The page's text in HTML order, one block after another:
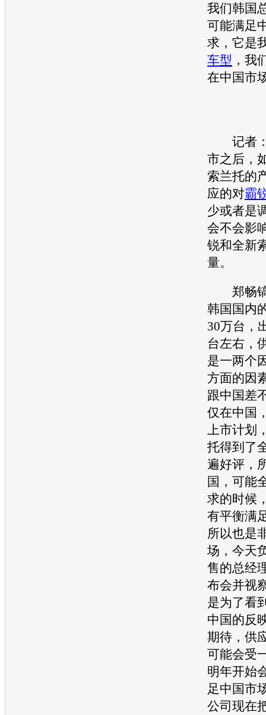
我们韩国
可能满足
求，它是
车型 ，我
在中国市
记者
市之后，
索兰托的
应的对霸
少或者是
会不会影
锐和全新
量。
郑畅
韩国国内
30万台，
台左右，
是一两个
方面的因
跟中国差
仅在中国
上市计划
托得到了
遍好评，
国，可能
求的时候
有平衡满
所以也是
场，今天
售的总经
布会并视
是为了看
中国的反
期待，供
可能会受
明年开始
足中国市
公司现在